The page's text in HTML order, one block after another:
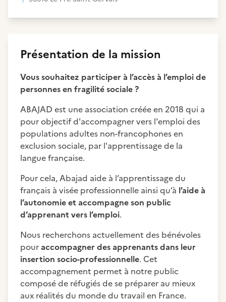
Présentation de la mission
Vous souhaitez participer à l’accès à l’emploi de
personnes en fragilité sociale ?
ABAJAD est une association créée en 2018 qui a
pour objectif d'accompagner vers l'emploi des
populations adultes non-francophones en
exclusion sociale, par l'apprentissage de la
langue française.
Pour cela, Abajad aide à l’apprentissage du
français à visée professionnelle ainsi qu’à l’aide à
l’autonomie et accompagne son public
d’apprenant vers l’emploi.
Nous recherchons actuellement des bénévoles
pouraccompagner des apprenants dans leur
insertion socio-professionnelle. Cet
accompagnement permet à notre public
composé de réfugiés de se préparer au mieux
aux réalités du monde du travail en France.